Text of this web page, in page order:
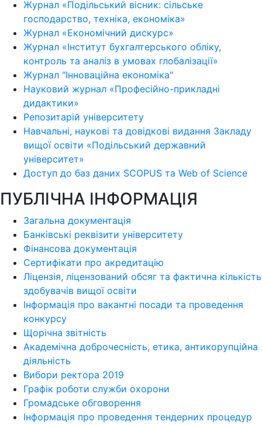
Журнал «Подільський вісник: сільське
господарство, техніка, економіка»
Журнал «Економічний дискурс»
Журнал «Інститут бухгалтерського обліку,
контроль та аналіз в умовах глобалізації»
Журнал "Інноваційна економіка"
Науковий журнал «Професійно-прикладні
дидактики»
Репозитарій університету
Навчальні, наукові та довідкові видання Закладу
вищої освіти «Подільський державний
університет»
Доступ до баз даних SCOPUS та Web of Science
ПУБЛІЧНА ІНФОРМАЦІЯ
Загальна документація
Банківські реквізити університету
Фінансова документація
Сертифікати про акредитацію
Ліцензія, ліцензований обсяг та фактична кількість
здобувачів вищої освіти
Інформація про вакантні посади та проведення
конкурсу
Щорічна звітність
Академічна доброчесність, етика, антикорупційна
діяльність
Вибори ректора 2019
Графік роботи служби охорони
Громадське обговорення
Інформація про проведення тендерних процедур